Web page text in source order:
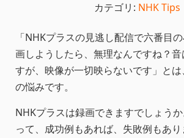
カテゴリ: NHK Tips
「NHKプラスの見逃し配信で六番目
画しようしたら、無理なんですね？
すが、映像が一切映らないです」と
の悩みです。
NHKプラスは録画できますでしょう
って、成功例もあれば、失敗例もあ